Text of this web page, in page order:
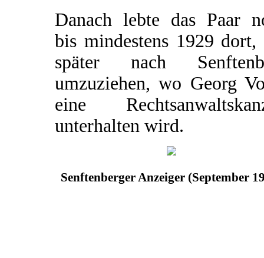
Danach lebte das Paar
bis mindestens 1929 dort,
später nach
umzuziehen, wo Georg
eine
unterhalten wird.
Senftenberger Anzeiger (September